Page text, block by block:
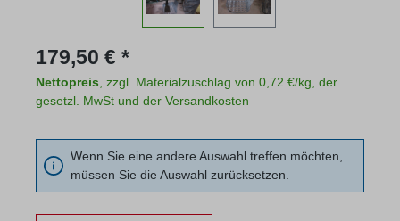
Regulärer Preis:
179,50 € *
Nettopreis , zzgl. Materialzuschlag von 0,72 €/kg, der
gesetzl. MwSt und der Versandkosten
Wenn Sie eine andere Auswahl treffen möchten,
müssen Sie die Auswahl zurücksetzen.